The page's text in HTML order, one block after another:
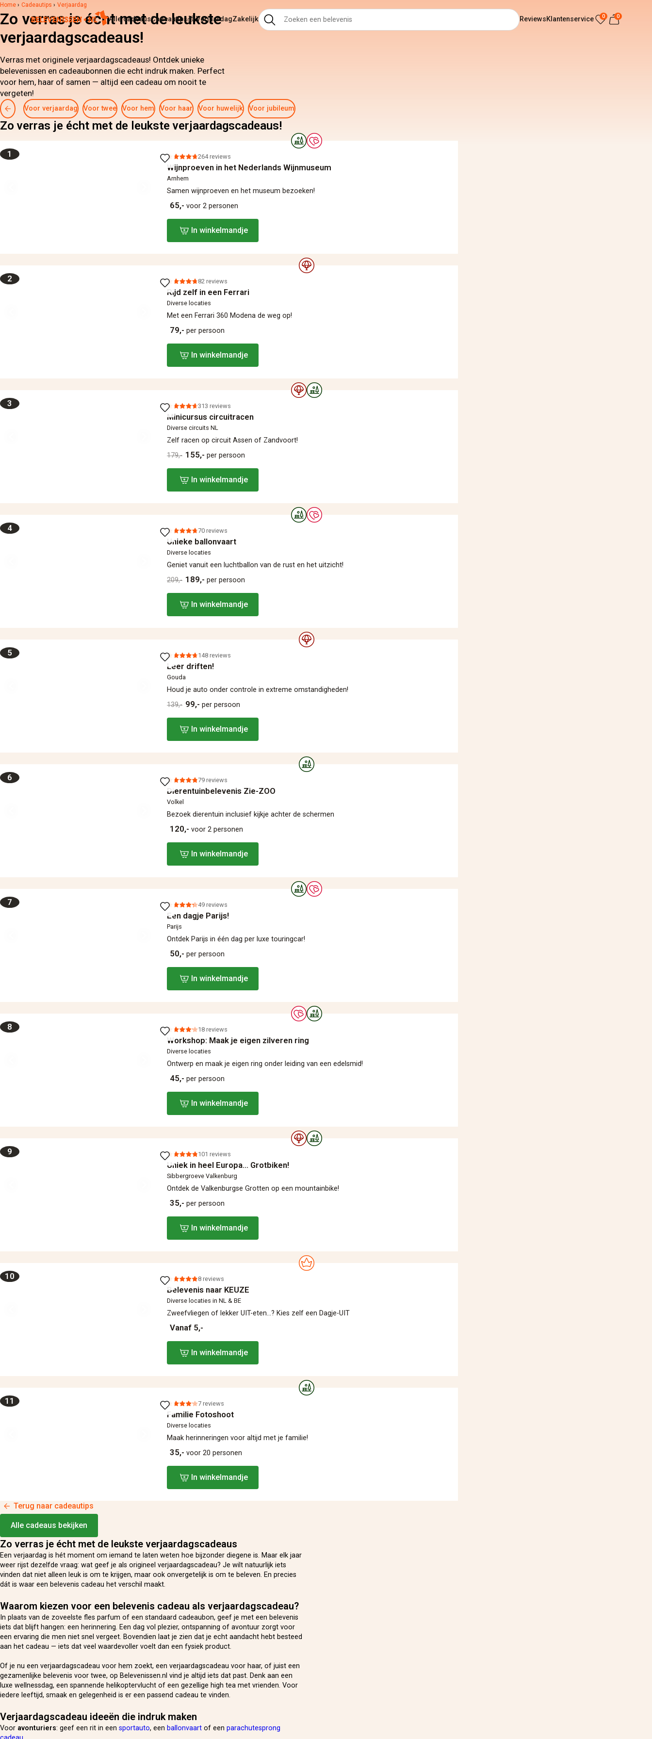
Alle cadeausCadeautips🎁 VerjaardagZakelijk ReviewsKlantenservice 0 0
Home › Cadeautips › Verjaardag
Zo verras je écht met de leukste
verjaardagscadeaus!
Verras met originele verjaardagscadeaus! Ontdek unieke
belevenissen en cadeaubonnen die echt indruk maken. Perfect
voor hem, haar of samen — altijd een cadeau om nooit te
vergeten!
Voor verjaardag Voor twee Voor hem Voor haar Voor huwelijk Voor jubileum
Zo verras je écht met de leukste verjaardagscadeaus!
1 264 reviews
Wijnproeven in het Nederlands Wijnmuseum
Arnhem
Samen wijnproeven en het museum bezoeken!
65,- voor 2 personen
In winkelmandje
2 82 reviews
Rijd zelf in een Ferrari
Diverse locaties
Met een Ferrari 360 Modena de weg op!
79,- per persoon
In winkelmandje
3 313 reviews
Minicursus circuitracen
Diverse circuits NL
Zelf racen op circuit Assen of Zandvoort!
179,- 155,- per persoon
In winkelmandje
4 70 reviews
Unieke ballonvaart
Diverse locaties
Geniet vanuit een luchtballon van de rust en het uitzicht!
209,- 189,- per persoon
In winkelmandje
5 148 reviews
Leer driften!
Gouda
Houd je auto onder controle in extreme omstandigheden!
139,- 99,- per persoon
In winkelmandje
6 79 reviews
Dierentuinbelevenis Zie-ZOO
Volkel
Bezoek dierentuin inclusief kijkje achter de schermen
120,- voor 2 personen
In winkelmandje
7 49 reviews
Een dagje Parijs!
Parijs
Ontdek Parijs in één dag per luxe touringcar!
50,- per persoon
In winkelmandje
8 18 reviews
Workshop: Maak je eigen zilveren ring
Diverse locaties
Ontwerp en maak je eigen ring onder leiding van een edelsmid!
45,- per persoon
In winkelmandje
9 101 reviews
Uniek in heel Europa... Grotbiken!
Sibbergroeve Valkenburg
Ontdek de Valkenburgse Grotten‎ op een mountainbike!
35,- per persoon
In winkelmandje
10 8 reviews
Belevenis naar KEUZE
Diverse locaties in NL & BE
Zweefvliegen of lekker UIT-eten...? Kies zelf een Dagje-UIT
Vanaf 5,-
In winkelmandje
11 7 reviews
Familie Fotoshoot
Diverse locaties
Maak herinneringen voor altijd met je familie!
35,- voor 20 personen
In winkelmandje
Terug naar cadeautips
Alle cadeaus bekijken
Zo verras je écht met de leukste verjaardagscadeaus
Een verjaardag is hét moment om iemand te laten weten hoe bijzonder diegene is. Maar elk jaar
weer rijst dezelfde vraag: wat geef je als origineel verjaardagscadeau? Je wilt natuurlijk iets
vinden dat niet alleen leuk is om te krijgen, maar ook onvergetelijk is om te beleven. En precies
dát is waar een belevenis cadeau het verschil maakt.
Waarom kiezen voor een belevenis cadeau als verjaardagscadeau?
In plaats van de zoveelste fles parfum of een standaard cadeaubon, geef je met een belevenis
iets dat blijft hangen: een herinnering. Een dag vol plezier, ontspanning of avontuur zorgt voor
een ervaring die men niet snel vergeet. Bovendien laat je zien dat je echt aandacht hebt besteed
aan het cadeau — iets dat veel waardevoller voelt dan een fysiek product.
Of je nu een verjaardagscadeau voor hem zoekt, een verjaardagscadeau voor haar, of juist een
gezamenlijke belevenis voor twee, op Belevenissen.nl vind je altijd iets dat past. Denk aan een
luxe wellnessdag, een spannende helikoptervlucht of een gezellige high tea met vrienden. Voor
iedere leeftijd, smaak en gelegenheid is er een passend cadeau te vinden.
Verjaardagscadeau ideeën die indruk maken
Voor avonturiers: geef een rit in een sportauto, een ballonvaart of een parachutesprong